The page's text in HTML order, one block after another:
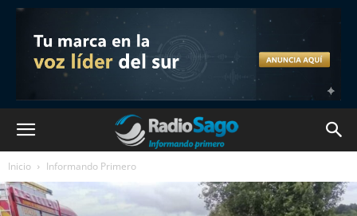
Inicio Informando Primero